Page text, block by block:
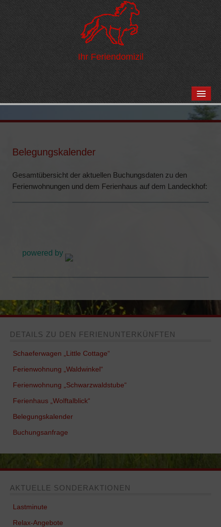
Ihr Feriendomizil
Impressionen vom Hof
Ausflugsziele
Schäferwagen „Little Cottage“
Ferienwohnung „Schwarzwaldstube“
Das Islandpferd
Wanderritt-Reports
KONTAKT
BELEGUNGSKALENDER
Belegungskalender
Gesamtübersicht der aktuellen Buchungsdaten zu den
Ferienwohnungen und dem Ferienhaus auf dem Landeckhof:
powered by
DETAILS ZU DEN FERIENUNTERKÜNFTEN
Schaeferwagen „Little Cottage“
Ferienwohnung „Waldwinkel“
Ferienwohnung „Schwarzwaldstube“
Ferienhaus „Wolftalblick“
Belegungskalender
Buchungsanfrage
AKTUELLE SONDERAKTIONEN
Lastminute
Relax-Angebote